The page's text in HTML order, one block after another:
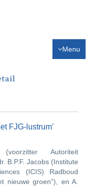
Menu
FJG-lustrum’
Autoriteit
B.P.F. Jacobs (Institute
(ICIS) Radboud
nieuwe groen”), en A.